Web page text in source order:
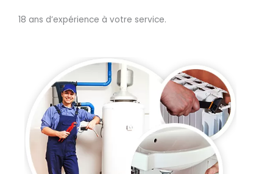
18 ans d’expérience à votre service.